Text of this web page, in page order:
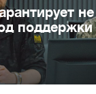
не
поддержки